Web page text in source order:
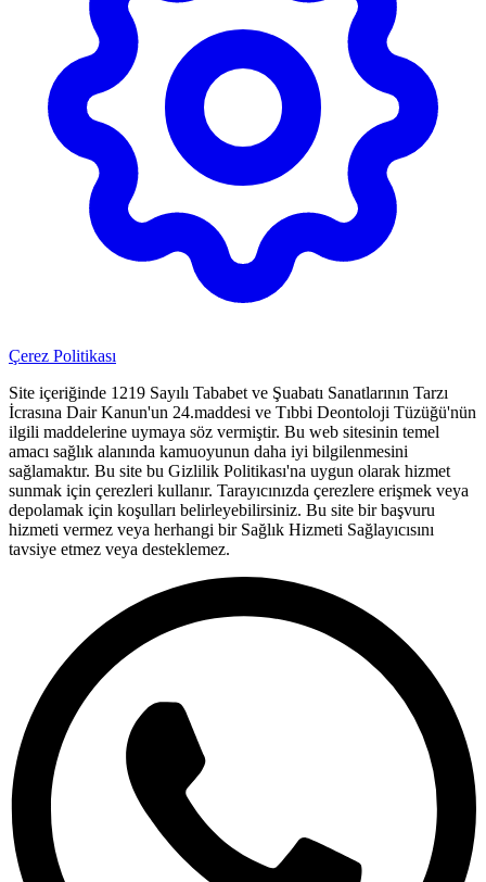
Çerez Politikası
Site içeriğinde 1219 Sayılı Tababet ve Şuabatı Sanatlarının Tarzı
İcrasına Dair Kanun'un 24.maddesi ve Tıbbi Deontoloji Tüzüğü'nün
ilgili maddelerine uymaya söz vermiştir. Bu web sitesinin temel
amacı sağlık alanında kamuoyunun daha iyi bilgilenmesini
sağlamaktır. Bu site bu Gizlilik Politikası'na uygun olarak hizmet
sunmak için çerezleri kullanır. Tarayıcınızda çerezlere erişmek veya
depolamak için koşulları belirleyebilirsiniz. Bu site bir başvuru
hizmeti vermez veya herhangi bir Sağlık Hizmeti Sağlayıcısını
tavsiye etmez veya desteklemez.